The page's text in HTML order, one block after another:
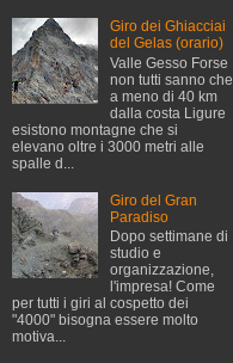
Giro dei Ghiacciai
del Gelas (orario)
Valle Gesso Forse
non tutti sanno che
a meno di 40 km
dalla costa Ligure
esistono montagne che si
elevano oltre i 3000 metri alle
spalle d...
Giro del Gran
Paradiso
Dopo settimane di
studio e
organizzazione,
l'impresa! Come
per tutti i giri al cospetto dei
"4000" bisogna essere molto
motiva...